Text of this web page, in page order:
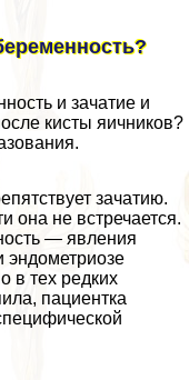
и зачатие и
кисты яичников?
зачатию.
она не встречается.
— явления
эндометриозе
в тех редких
пациентка